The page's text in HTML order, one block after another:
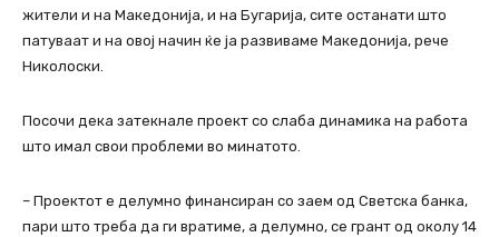
жители и на Македонија, и на Бугарија, сите останати што
патуваат и на овој начин ќе ја развиваме Македонија, рече
Николоски.
Посочи дека затекнале проект со слаба динамика на работа
што имал свои проблеми во минатото.
– Проектот е делумно финансиран со заем од Светска банка,
пари што треба да ги вратиме, а делумно, се грант од околу 14